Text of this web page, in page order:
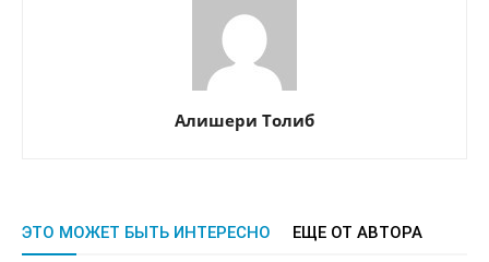
Алишери Толиб
ЭТО МОЖЕТ БЫТЬ ИНТЕРЕСНО ЕЩЕ ОТ АВТОРА